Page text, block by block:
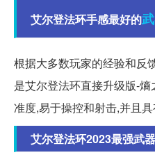
艾尔登法环手感最好的
根据大多数玩家的经验和反
是艾尔登法环直接升级版-
准度,易于操控和射击,并且具
艾尔登法环2023最强武